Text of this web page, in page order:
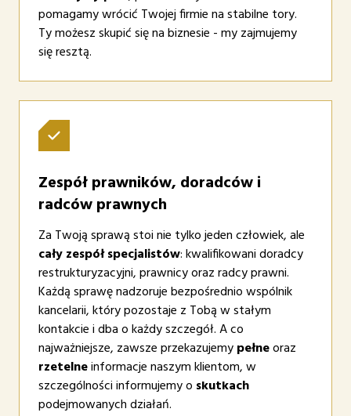
pomagamy wrócić Twojej firmie na stabilne tory.
Ty możesz skupić się na biznesie - my zajmujemy
się resztą.
Zespół prawników, doradców i
radców prawnych
Za Twoją sprawą stoi nie tylko jeden człowiek, ale
cały zespół specjalistów: kwalifikowani doradcy
restrukturyzacyjni, prawnicy oraz radcy prawni.
Każdą sprawę nadzoruje bezpośrednio wspólnik
kancelarii, który pozostaje z Tobą w stałym
kontakcie i dba o każdy szczegół. A co
najważniejsze, zawsze przekazujemypełneoraz
rzetelneinformacje naszym klientom, w
szczególności informujemy o skutkach
podejmowanych działań.